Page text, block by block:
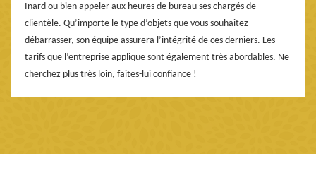
Inard ou bien appeler aux heures de bureau ses chargés de
clientèle. Qu’importe le type d’objets que vous souhaitez
débarrasser, son équipe assurera l’intégrité de ces derniers. Les
tarifs que l’entreprise applique sont également très abordables. Ne
cherchez plus très loin, faites-lui confiance !